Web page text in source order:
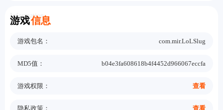
游戏信息
Information
游戏包名： com.mir.LoLSlug
MD5值： b04e3fa608618b4f4452d966067eccfa
游戏权限： 查看
隐私政策： 查看